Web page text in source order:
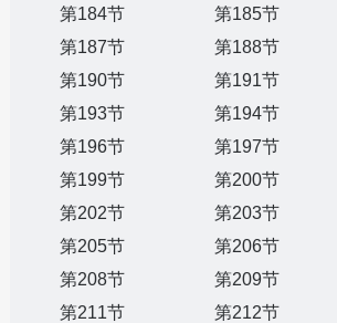
第184节
第185节
第187节
第188节
第190节
第191节
第193节
第194节
第196节
第197节
第199节
第200节
第202节
第203节
第205节
第206节
第208节
第209节
第211节
第212节